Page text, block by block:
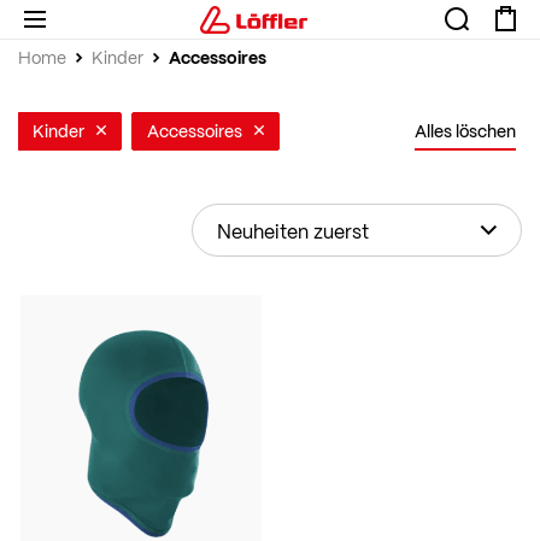
Home Kinder Accessoires
Kinder Accessoires Alles löschen